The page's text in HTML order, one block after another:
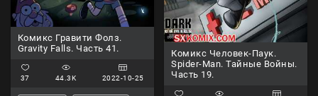
Комикс Гравити Фолз.
Gravity Falls. Часть 41.
37 44.3K 2022-10-25
Комикс Человек-Паук.
Spider-Man. Тайные Войны.
Часть 19.